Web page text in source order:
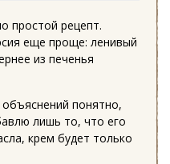
простой рецепт.
еще проще: ленивый
из печенья
понятно,
лишь то, что его
крем будет только